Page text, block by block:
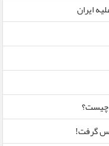
ایران
گرفت!